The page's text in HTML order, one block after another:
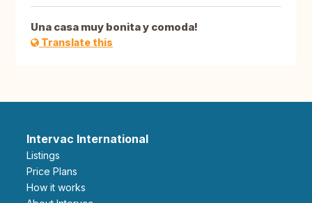
Una casa muy bonita y comoda!
Translate this
Intervac International
Listings
Price Plans
How it works